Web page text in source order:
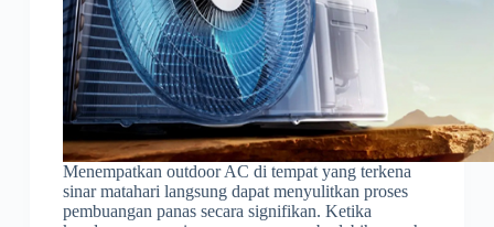
Menempatkan outdoor AC di tempat yang terkena
sinar matahari langsung dapat menyulitkan proses
pembuangan panas secara signifikan. Ketika